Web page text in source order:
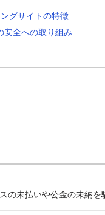
グサイトの特徴
安全への取り組み
の未払いや公金の未納